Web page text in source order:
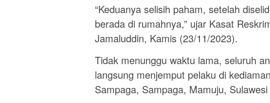
“Keduanya selisih paham, setelah
berada di rumahnya,” ujar Kasat
Jamaluddin, Kamis (23/11/2023).
Tidak menunggu waktu lama, seluruh
langsung menjemput pelaku di
Sampaga, Sampaga, Mamuju,